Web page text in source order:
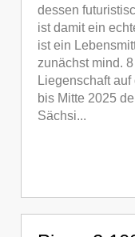
dessen
ist damit ein
ist ein
zunächst mind.
Liegenschaft
bis Mitte 2025
Sächsi...